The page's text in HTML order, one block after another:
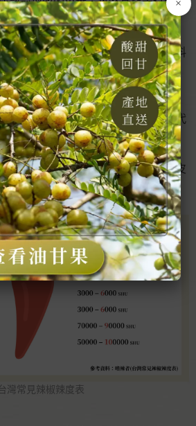
熟前採收的果實，雖然身穿青綠色的
辣椒相同。
SHU
而得名，辣性較強，為市面上辣味料
SHU
辣性強，因為果實小且採收成本較
栽培模式逐漸式微，由朝天椒取而代
，一般民眾時常將兩者混淆，其外皮
辣性。
灣常見辣椒辣度表
×